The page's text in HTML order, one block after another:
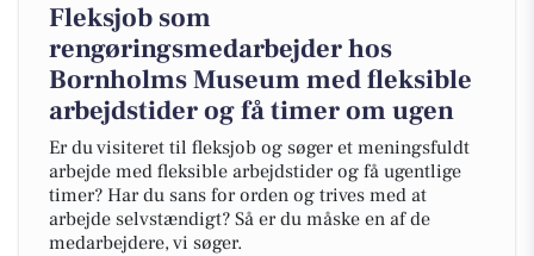
Fleksjob som
rengøringsmedarbejder hos
Bornholms Museum med fleksible
arbejdstider og få timer om ugen
Er du visiteret til fleksjob og søger et meningsfuldt
arbejde med fleksible arbejdstider og få ugentlige
timer? Har du sans for orden og trives med at
arbejde selvstændigt? Så er du måske en af de
medarbejdere, vi søger.